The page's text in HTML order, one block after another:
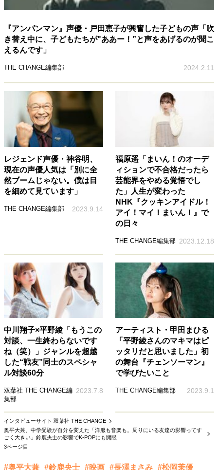
『アンパンマン』声優・戸田恵子が興奮した子どもの声「吹
き替え中に、子どもたちが"ああー！”と声をあげるのが聞こ
えるんです」
THE CHANGE編集部 2024.2.11
レジェンド声優・神谷明、
現在の声優人気は「別に全
然ブームじゃない。僕は目
を細めて見ています」
THE CHANGE編集部 2023.9.14
福原遥「まいん！のオーデ
ィションで不合格だったら
芸能界をやめる覚悟でし
た」人生が変わった
NHK『クッキンアイドル！
アイ！マイ！まいん！』で
の日々
THE CHANGE編集部 2023.12.18
中川翔子×平野綾「もうこの
対談、一生終わらないです
ね（笑）」ジャンルを超越
した“戦友”同士のスペシャ
ル対談60分
双葉社 THE CHANGE編
集部
2023.7.8
アーティスト・甲田まひる
「平野綾さんのマキマはピ
ッタリだと思いました」初
の舞台『チェンソーマン』
で学びたいこと
THE CHANGE編集部 2023.9.1
インタビューサイト 双葉社 THE CHANGE
奥平大兼、中学受験が自分を変えた「洋服も音楽も。周りにいる友達の影響ってす
ごく大きい」鈴鹿央士の影響でK-POPにも開眼
3ページ目
#奥平大兼 #鈴鹿央士 #映画 #長澤まさみ #松岡茉優